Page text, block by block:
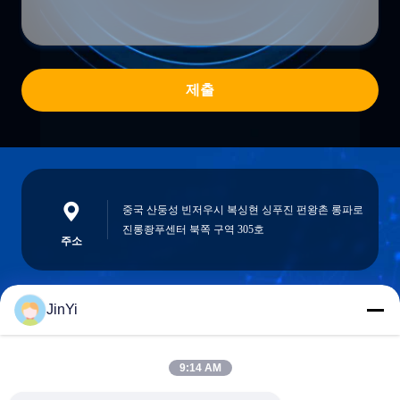
제출
주소
중국 산둥성 빈저우시 복싱현 싱푸진 펀왕촌 롱파로
진롱좡푸센터 북쪽 구역 305호
chenshasha1867@gmail.com
JinYi
9:14 AM